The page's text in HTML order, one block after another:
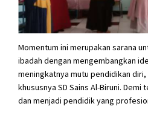
Momentum ini merupakan sarana
ibadah dengan mengembangkan
meningkatnya mutu pendidikan
khususnya SD Sains Al-Biruni.
dan menjadi pendidik yang